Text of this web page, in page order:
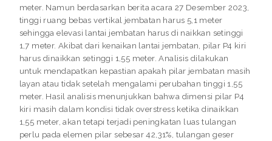
meter. Namun berdasarkan berita acara 27 Desember 2023,
tinggi ruang bebas vertikal jembatan harus 5,1 meter
sehingga elevasi lantai jembatan harus di naikkan setinggi
1,7 meter. Akibat dari kenaikan lantai jembatan, pilar P4 kiri
harus dinaikkan setinggi 1,55 meter. Analisis dilakukan
untuk mendapatkan kepastian apakah pilar jembatan masih
layan atau tidak setelah mengalami perubahan tinggi 1,55
meter. Hasil analisis menunjukkan bahwa dimensi pilar P4
kiri masih dalam kondisi tidak overstress ketika dinaikkan
1,55 meter, akan tetapi terjadi peningkatan luas tulangan
perlu pada elemen pilar sebesar 42,31%, tulangan geser